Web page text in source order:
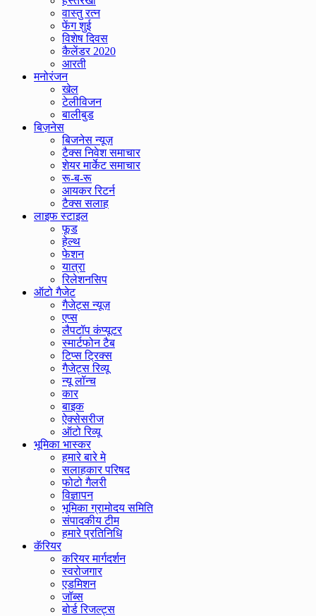
वास्तु रत्न
फेंग शुई
विशेष दिवस
कैलेंडर 2020
आरती
मनोरंजन
खेल
टेलीविजन
बालीबुड
बिज़नेस
बिजनेस न्यूज़
टैक्स निवेश समाचार
शेयर मार्केट समाचार
रू-ब-रू
आयकर रिटर्न
टैक्स सलाह
लाइफ स्टाइल
फूड
हेल्थ
फेशन
यात्रा
रिलेशनसिप
ऑटो गैजेट
गैजेट्स न्यूज़
एप्स
लैपटॉप कंप्यूटर
स्मार्टफोन टैब
टिप्स ट्रिक्स
गैजेट्स रिव्यू
न्यू लॉन्च
कार
बाइक
ऐक्सेसरीज
ऑटो रिव्यू
भूमिका भास्कर
हमारे बारे मे
सलाहकार परिषद
फोटो गैलरी
विज्ञापन
भूमिका ग्रामोदय समिति
संपादकीय टीम
हमारे प्रतिनिधि
कॅरियर
करियर मार्गदर्शन
स्वरोजगार
एडमिशन
जॉब्स
बोर्ड रिजल्ट्स